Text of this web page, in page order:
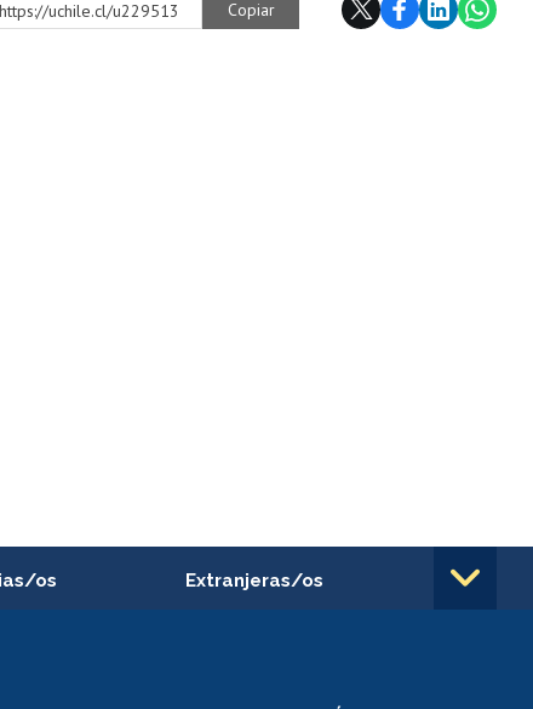
https://uchile.cl/u229513 Copiar
os Extranjeras/os